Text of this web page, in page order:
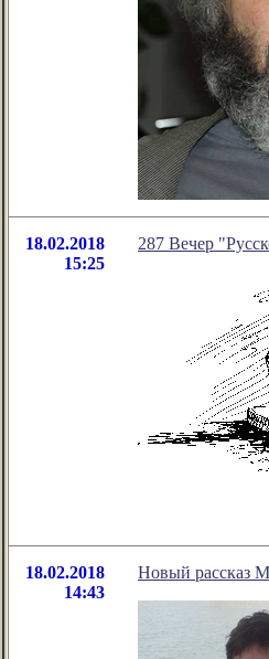
18.02.2018
15:25
287 Вечер
18.02.2018
14:43
Новый рассказ